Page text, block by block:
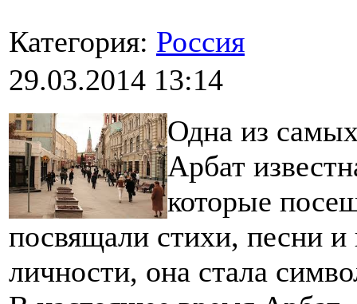
Категория: Россия
29.03.2014 13:14
Одна из
Арбат
которые
посвящали стихи, песни
личности, она стала